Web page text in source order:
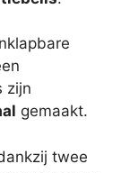
zijn
gemaakt.
twee